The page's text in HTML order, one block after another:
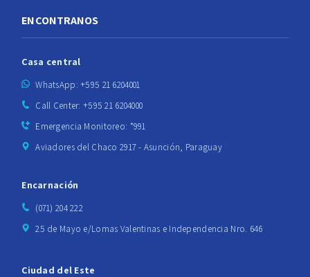
ENCONTRANOS
Casa central
WhatsApp: +595 21 6204001
Call Center: +595 21 6204000
Emergencia Monitoreo: *991
Aviadores del Chaco 2917 - Asunción, Paraguay
Encarnación
(071) 204 222
25 de Mayo e/Lomas Valentinas e Independencia Nro. 646
Ciudad del Este